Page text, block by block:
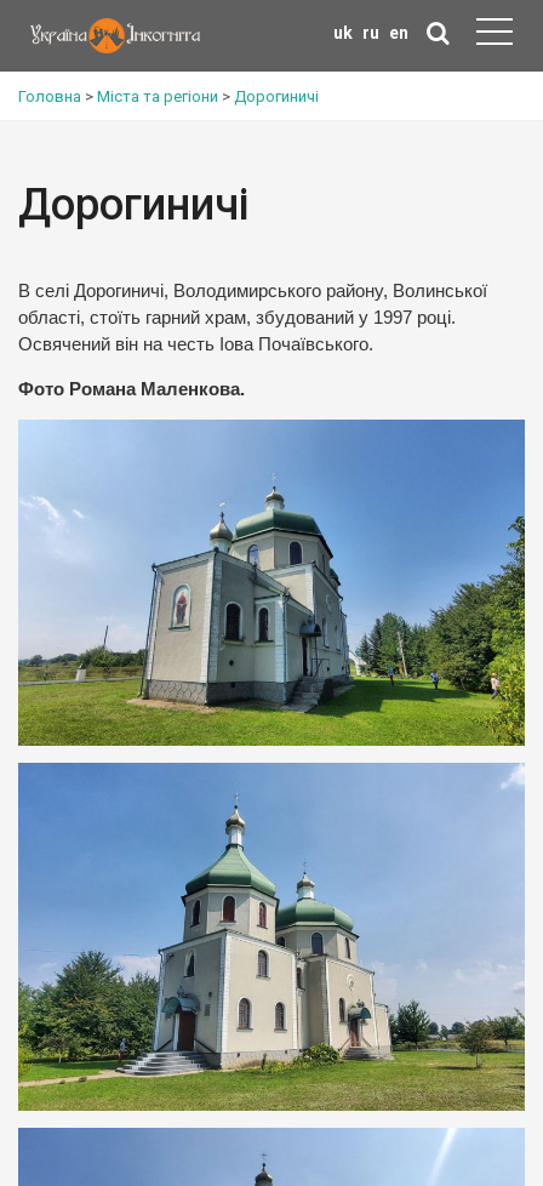
uk ru en
Головна > Міста та регіони > Дорогиничі
Дорогиничі
В селі Дорогиничі, Володимирського району, Волинської
області, стоїть гарний храм, збудований у 1997 році.
Освячений він на честь Іова Почаївського.
Фото Романа Маленкова.